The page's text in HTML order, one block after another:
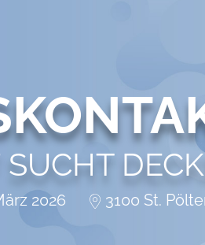
SUCHT
2026 3100 St.